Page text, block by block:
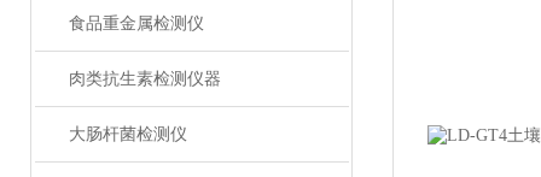
食品重金属检测仪
肉类抗生素检测仪器
大肠杆菌检测仪